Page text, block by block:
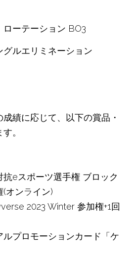
ローテーション BO3
グルエリミネーション
績に応じて、以下の賞品・
。
抗eスポーツ選手権 ブロック
(オンラ イン)
2023 Winter 参加権+1回
ルプロモーションカード「ケ